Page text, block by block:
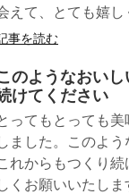
えて、とても嬉し
事を読む
のようなおい
けてください
ってもとっても
ました。このよ
れからもつくり
くお願いい